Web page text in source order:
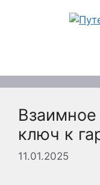
ключ к
11.01.2025